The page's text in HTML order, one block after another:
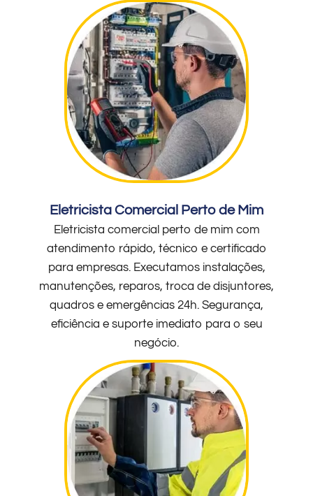
Eletricista Comercial Perto de Mim
Eletricista comercial perto de mim com
atendimento rápido, técnico e certificado
para empresas. Executamos instalações,
manutenções, reparos, troca de disjuntores,
quadros e emergências 24h. Segurança,
eficiência e suporte imediato para o seu
negócio.